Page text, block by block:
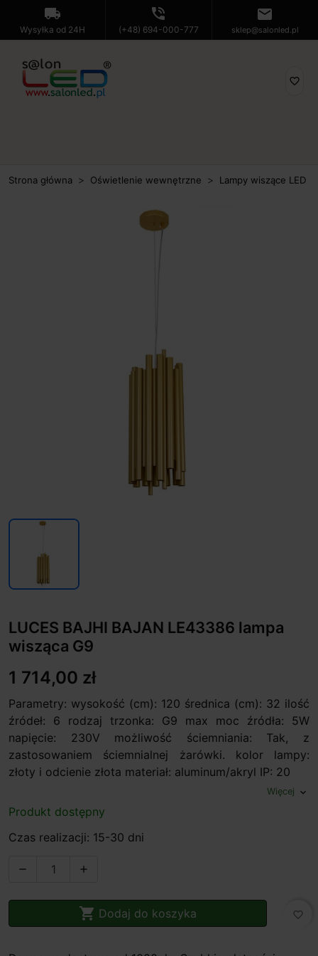
local_shipping
Wysyłka od 24H
phone_in_talk
(+48) 694-000-777
mail
sklep@salonled.pl
favorite_border
Strona główna Oświetlenie wewnętrzne Lampy wiszące LED
LUCES BAJHI BAJAN LE43386 lampa
wisząca G9
1 714,00 zł
Parametry: wysokość (cm): 120 średnica (cm): 32 ilość
źródeł: 6 rodzaj trzonka: G9 max moc źródła: 5W
napięcie: 230V możliwość ściemniania: Tak, z
zastosowaniem ściemnialnej żarówki. kolor lampy:
złoty i odcienie złota materiał: aluminum/akryl IP: 20
Więcej expand_more
Produkt dostępny
Czas realizacji: 15-30 dni
 
 Dodaj do koszyka favorite_border